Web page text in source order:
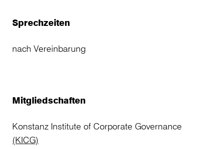
Sprechzeiten
nach Vereinbarung
Mitgliedschaften
Konstanz Institute of Corporate Governance
(KICG)